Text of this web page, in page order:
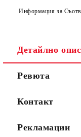
Съгласен съм с
Ние ще се свържем
Информация за
Детайлно
Ревюта
Контакт
Рекламации